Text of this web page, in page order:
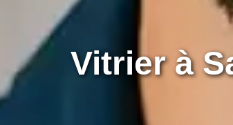
Vitrier à